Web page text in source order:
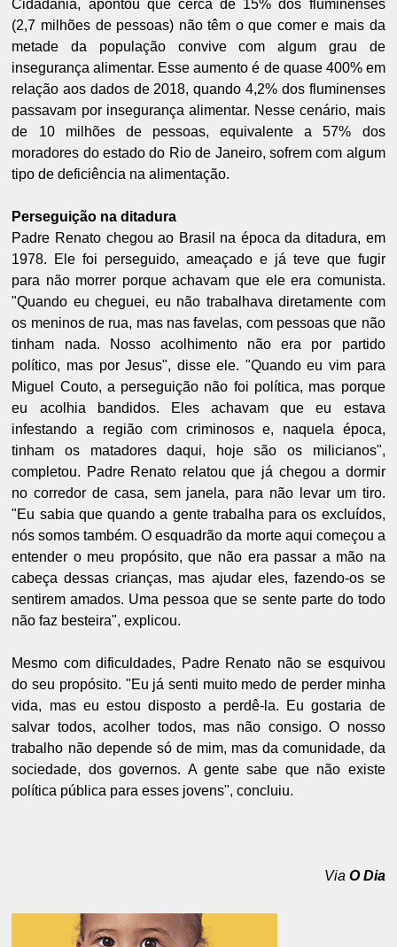
Cidadania, apontou que cerca de 15% dos fluminenses
(2,7 milhões de pessoas) não têm o que comer e mais da
metade da população convive com algum grau de
insegurança alimentar. Esse aumento é de quase 400% em
relação aos dados de 2018, quando 4,2% dos fluminenses
passavam por insegurança alimentar. Nesse cenário, mais
de 10 milhões de pessoas, equivalente a 57% dos
moradores do estado do Rio de Janeiro, sofrem com algum
tipo de deficiência na alimentação.
Perseguição na ditadura
Padre Renato chegou ao Brasil na época da ditadura, em
1978. Ele foi perseguido, ameaçado e já teve que fugir
para não morrer porque achavam que ele era comunista.
"Quando eu cheguei, eu não trabalhava diretamente com
os meninos de rua, mas nas favelas, com pessoas que não
tinham nada. Nosso acolhimento não era por partido
político, mas por Jesus", disse ele. "Quando eu vim para
Miguel Couto, a perseguição não foi política, mas porque
eu acolhia bandidos. Eles achavam que eu estava
infestando a região com criminosos e, naquela época,
tinham os matadores daqui, hoje são os milicianos",
completou. Padre Renato relatou que já chegou a dormir
no corredor de casa, sem janela, para não levar um tiro.
"Eu sabia que quando a gente trabalha para os excluídos,
nós somos também. O esquadrão da morte aqui começou a
entender o meu propósito, que não era passar a mão na
cabeça dessas crianças, mas ajudar eles, fazendo-os se
sentirem amados. Uma pessoa que se sente parte do todo
não faz besteira", explicou.
Mesmo com dificuldades, Padre Renato não se esquivou
do seu propósito. "Eu já senti muito medo de perder minha
vida, mas eu estou disposto a perdê-la. Eu gostaria de
salvar todos, acolher todos, mas não consigo. O nosso
trabalho não depende só de mim, mas da comunidade, da
sociedade, dos governos. A gente sabe que não existe
política pública para esses jovens", concluiu.
Via O Dia